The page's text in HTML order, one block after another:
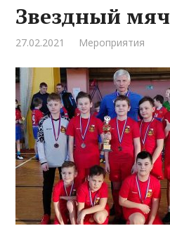
Звездный мяч
27.02.2021 Мероприятия